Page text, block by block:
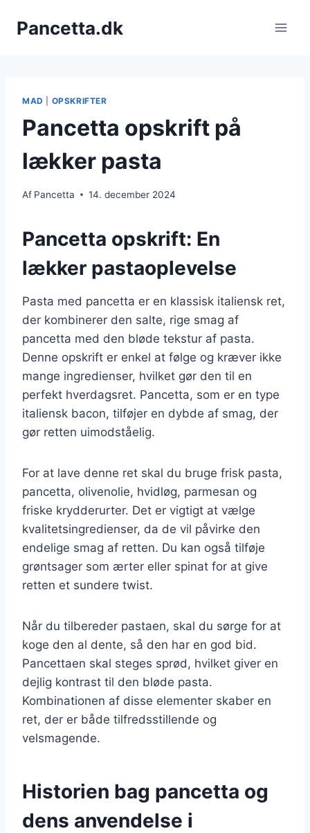
Pancetta.dk
MAD OPSKRIFTER
Pancetta opskrift på
lækker pasta
Af Pancetta 14. december 2024
Pancetta opskrift: En
lækker pastaoplevelse
Pasta med pancetta er en klassisk italiensk ret,
der kombinerer den salte, rige smag af
pancetta med den bløde tekstur af pasta.
Denne opskrift er enkel at følge og kræver ikke
mange ingredienser, hvilket gør den til en
perfekt hverdagsret. Pancetta, som er en type
italiensk bacon, tilføjer en dybde af smag, der
gør retten uimodståelig.
For at lave denne ret skal du bruge frisk pasta,
pancetta, olivenolie, hvidløg, parmesan og
friske krydderurter. Det er vigtigt at vælge
kvalitetsingredienser, da de vil påvirke den
endelige smag af retten. Du kan også tilføje
grøntsager som ærter eller spinat for at give
retten et sundere twist.
Når du tilbereder pastaen, skal du sørge for at
koge den al dente, så den har en god bid.
Pancettaen skal steges sprød, hvilket giver en
dejlig kontrast til den bløde pasta.
Kombinationen af disse elementer skaber en
ret, der er både tilfredsstillende og
velsmagende.
Historien bag pancetta og
dens anvendelse i